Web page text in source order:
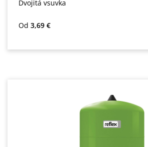
Dvojitá vsuvka
Běžná cena:
Od 3,69 €